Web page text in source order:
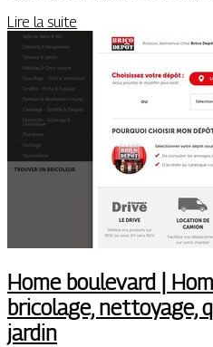
Lire la suite
Home boulevard |
bricolage, nettoyage,
jardin